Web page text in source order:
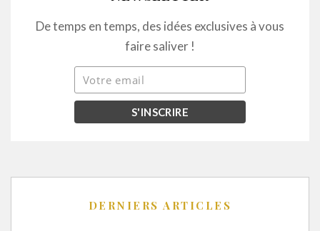
De temps en temps, des idées exclusives à vous
faire saliver !
DERNIERS ARTICLES